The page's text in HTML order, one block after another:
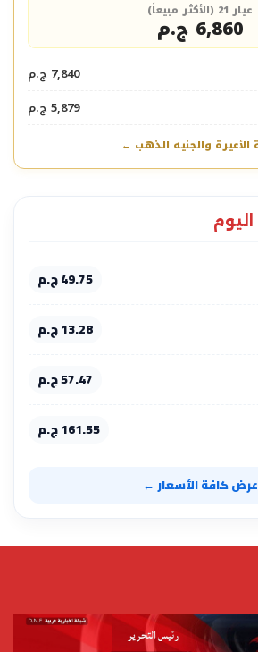
عيار 21 (الأكثر مبيعاً)
6,860 ج.م
7,840 ج.م
5,879 ج.م
الأعيرة والجنيه الذهب ←
49.75 ج.م
13.28 ج.م
57.47 ج.م
161.55 ج.م
عرض كافة الأسعار ←